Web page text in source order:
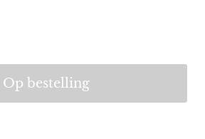
Op bestelling